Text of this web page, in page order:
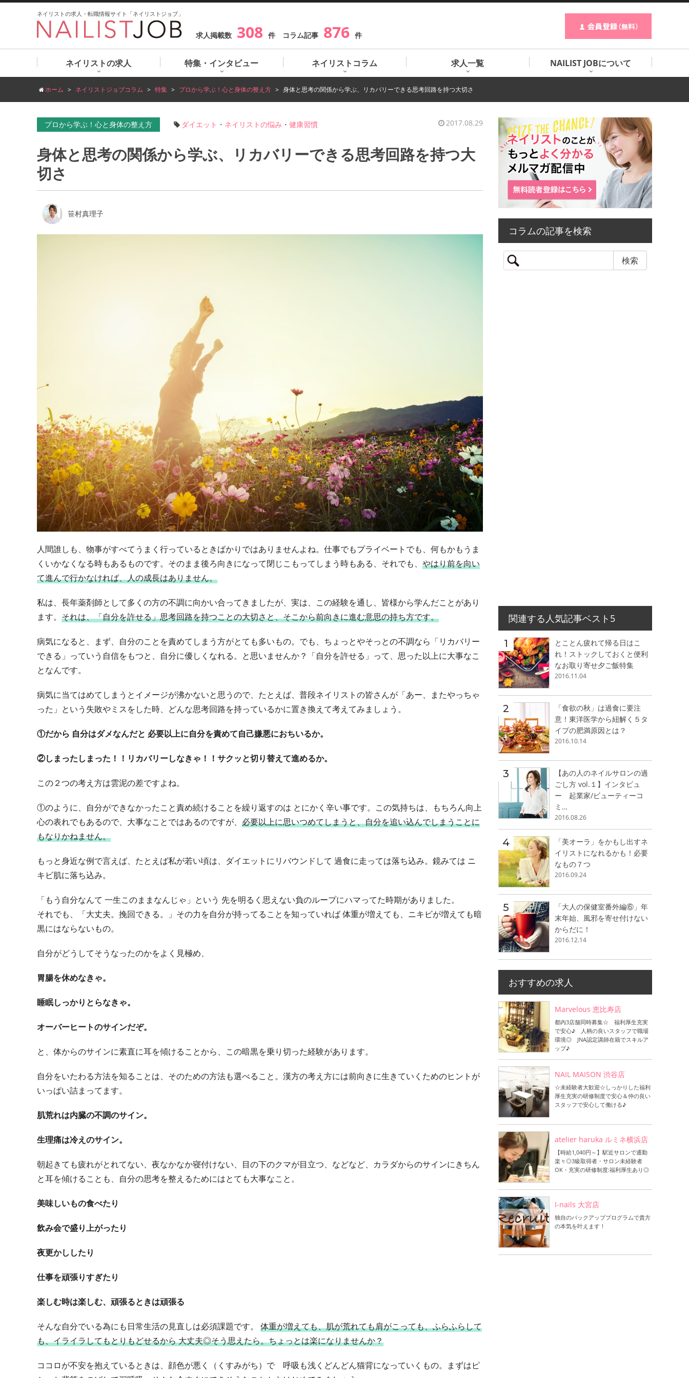
ネイリストの求人・転職情報サイト「ネイリストジョブ」
求人掲載数 308 件 コラム記事 876 件
ネイリストの求人 特集・インタビュー ネイリストコラム 求人一覧 NAILIST JOBについて
ホーム ネイリストジョブコラム 特集 プロから学ぶ！心と身体の整え方 身体と思考の関係から学ぶ、リカバリーできる思考回路を持つ大切さ
プロから学ぶ！心と身体の整え方 ダイエット ・ ネイリストの悩み ・ 健康習慣 2017.08.29
身体と思考の関係から学ぶ、リカバリーできる思考回路を持つ大
切さ
笹村真理子
人間誰しも、物事がすべてうまく行っているときばかりではありませんよね。仕事でもプライベートでも、何もかもうま
くいかなくなる時もあるものです。そのまま後ろ向きになって閉じこもってしまう時もある、それでも、 やはり前を向い
て進んで行かなければ、人の成長はありません。
私は、長年薬剤師として多くの方の不調に向かい合ってきましたが、実は、この経験を通し、皆様から学んだことがあり
ます。 それは、「自分を許せる」思考回路を持つことの大切さと、そこから前向きに進む意思の持ち方です。
病気になると、まず、自分のことを責めてしまう方がとても多いもの。でも、ちょっとやそっとの不調なら「リカバリー
できる」っていう自信をもつと、自分に優しくなれる。と思いませんか？「自分を許せる」って、思った以上に大事なこ
となんです。
病気に当てはめてしまうとイメージが沸かないと思うので、たとえば、普段ネイリストの皆さんが「あー、またやっちゃ
った」という失敗やミスをした時、どんな思考回路を持っているかに置き換えて考えてみましょう。
①だから 自分はダメなんだと 必要以上に自分を責めて自己嫌悪におちいるか。
②しまったしまった！！リカバリーしなきゃ！！サクッと切り替えて進めるか。
この２つの考え方は雲泥の差ですよね。
①のように、自分ができなかったこと責め続けることを繰り返すのは とにかく辛い事です。この気持ちは、もちろん向上
心の表れでもあるので、大事なことではあるのですが、 必要以上に思いつめてしまうと、自分を追い込んでしまうことに
もなりかねません。
もっと身近な例で言えば、たとえば私が若い頃は、ダイエットにリバウンドして 過食に走っては落ち込み。鏡みては ニ
キビ肌に落ち込み。
「もう自分なんて 一生このままなんじゃ」という 先を明るく思えない負のループにハマってた時期がありました。
それでも、「大丈夫。挽回できる。」その力を自分が持ってることを知っていれば 体重が増えても、ニキビが増えても暗
黒にはならないもの。
自分がどうしてそうなったのかをよく見極め、
胃腸を休めなきゃ。
睡眠しっかりとらなきゃ。
オーバーヒートのサインだぞ。
と、体からのサインに素直に耳を傾けることから、この暗黒を乗り切った経験があります。
自分をいたわる方法を知ることは、そのための方法も選べること。漢方の考え方には前向きに生きていくためのヒントが
いっぱい詰まってます。
肌荒れは内臓の不調のサイン。
生理痛は冷えのサイン。
朝起きても疲れがとれてない、夜なかなか寝付けない、目の下のクマが目立つ、などなど、カラダからのサインにきちん
と耳を傾けることも、自分の思考を整えるためにはとても大事なこと。
美味しいもの食べたり
飲み会で盛り上がったり
夜更かししたり
仕事を頑張りすぎたり
楽しむ時は楽しむ、頑張るときは頑張る
そんな自分でいる為にも日常生活の見直しは必須課題です。 体重が増えても、肌が荒れても肩がこっても、ふらふらして
も、イライラしてもとりもどせるから 大丈夫◎そう思えたら。ちょっとは楽になりませんか？
ココロが不安を抱えているときは、顔色が悪く（くすみがち）で 呼吸も浅くどんどん猫背になっていくもの。まずはピ
コラムの記事を検索
関連する人気記事ベスト5
とことん疲れて帰る日はこ
れ！ストックしておくと便利
なお取り寄せ夕ご飯特集
2016.11.04
「食欲の秋」は過食に要注
意！東洋医学から紐解く５タ
イプの肥満原因とは？
2016.10.14
【あの人のネイルサロンの過
ごし方 vol.１】インタビュ
ー 起業家/ビューティーコ
ミ…
2016.08.26
「美オーラ」をかもし出すネ
イリストになれるかも！必要
なもの７つ
2016.09.24
「大人の保健室番外編⑥」年
末年始、風邪を寄せ付けない
からだに！
2016.12.14
おすすめの求人
Marvelous 恵比寿店
都内3店舗同時募集☆ 福利厚生充実
で安心♪ 人柄の良いスタッフで職場
環境◎ JNA認定講師在籍でスキルア
ップ♪
NAIL MAISON 渋谷店
☆未経験者大歓迎☆しっかりした福利
厚生充実の研修制度で安心＆仲の良い
スタッフで安心して働ける♪
atelier haruka ルミネ横浜店
【時給1,040円～】駅近サロンで通勤
楽々◎3級取得者・サロン未経験者
OK・充実の研修制度:福利厚生あり◎
I-nails 大宮店
独自のバックアッププログラムで貴方
の本気を叶えます！